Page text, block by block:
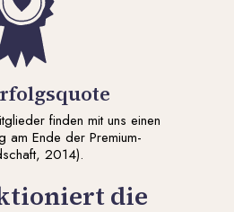
finden mit uns einen
am Ende der Premium-
2014).
die